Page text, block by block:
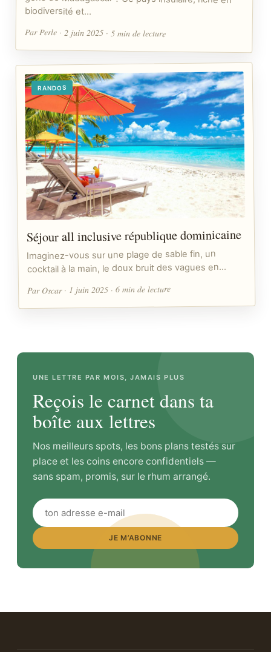
biodiversité et…
Par Perle · 2 juin 2025 · 5 min de lecture
RANDOS
Séjour all inclusive république dominicaine
Imaginez-vous sur une plage de sable fin, un
cocktail à la main, le doux bruit des vagues en…
Par Oscar · 1 juin 2025 · 6 min de lecture
UNE LETTRE PAR MOIS, JAMAIS PLUS
Reçois le carnet dans ta
boîte aux lettres
Nos meilleurs spots, les bons plans testés sur
place et les coins encore confidentiels —
sans spam, promis, sur le rhum arrangé.
JE M’ABONNE